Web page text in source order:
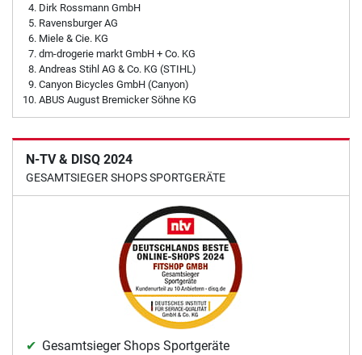
Dirk Rossmann GmbH
Ravensburger AG
Miele & Cie. KG
dm-drogerie markt GmbH + Co. KG
Andreas Stihl AG & Co. KG (STIHL)
Canyon Bicycles GmbH (Canyon)
ABUS August Bremicker Söhne KG
N-TV & DISQ 2024
GESAMTSIEGER SHOPS SPORTGERÄTE
Gesamtsieger Shops Sportgeräte